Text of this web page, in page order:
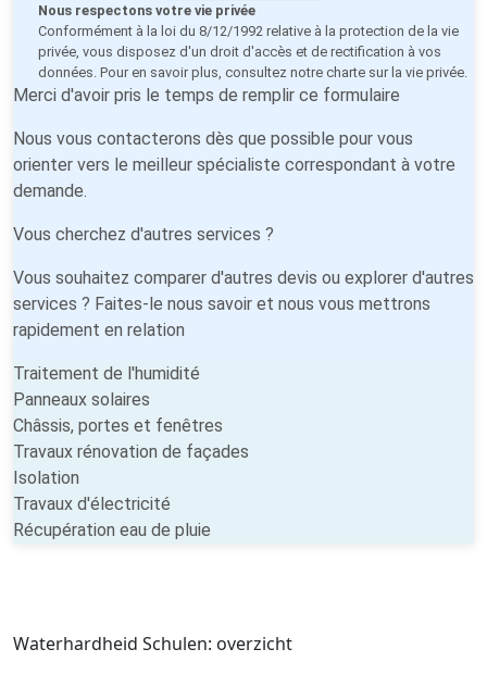
Nous respectons votre vie privée
Conformément à la loi du 8/12/1992 relative à la protection de la vie
privée, vous disposez d'un droit d'accès et de rectification à vos
données. Pour en savoir plus, consultez notre charte sur la vie privée.
Merci d'avoir pris le temps de remplir ce formulaire
Nous vous contacterons dès que possible pour vous
orienter vers le meilleur spécialiste correspondant à votre
demande.
Vous cherchez d'autres services ?
Vous souhaitez comparer d'autres devis ou explorer d'autres
services ? Faites-le nous savoir et nous vous mettrons
rapidement en relation
Traitement de l'humidité
Panneaux solaires
Châssis, portes et fenêtres
Travaux rénovation de façades
Isolation
Travaux d'électricité
Récupération eau de pluie
Waterhardheid Schulen: overzicht